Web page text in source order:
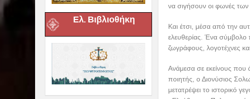
Ελ. Βιβλιοθήκη
να σιγήσουν οι φωνές
Και έτσι, μέσα από την
ελευθερίας. Ένα σύμβολο
ζωγράφους, λογοτέχνες
Ανάμεσα σε εκείνους που
ποιητής, ο Διονύσιος
μετατρέψει το ιστορικό